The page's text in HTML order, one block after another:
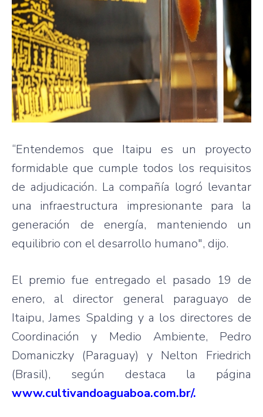
“Entendemos que Itaipu es un proyecto
formidable que cumple todos los requisitos
de adjudicación. La compañía logró levantar
una infraestructura impresionante para la
generación de energía, manteniendo un
equilibrio con el desarrollo humano", dijo.
El premio fue entregado el pasado 19 de
enero, al director general paraguayo de
Itaipu, James Spalding y a los directores de
Coordinación y Medio Ambiente, Pedro
Domaniczky (Paraguay) y Nelton Friedrich
(Brasil), según destaca la página
www.cultivandoaguaboa.com.br/.